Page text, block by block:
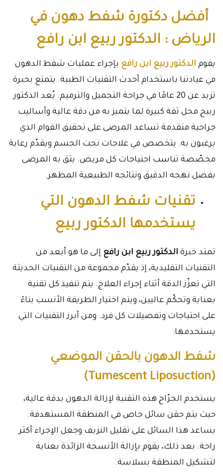
أفضل دكتورة شفط دهون في
الرياض : الدكتور ربيع ابن رافع
يقوم الدكتور ربيع ابن رافع بإجراء عمليات شفط الدهون
في عيادتنا باستخدام أحدث التقنيات الطبية. يتمتع بخبرة
تزيد عن 20 عامًا في جراحة التجميل والترميم. يُعد الدكتور
ربيح محل ثقة كبيرة لما يتميز به من دقة عالية وأساليب
جراحية متقدمة تساعد المرضى على تحقيق القوام الذي
يرغبون به. يتخصص في علاجات نحت الجسم ويقدّم رعاية
مخصّصة تناسب احتياجات كل مريض. يثق به المرضى
بفضل نهجه الدقيق ونتائجه الطبيعية المظهر.
تقنيات شفط الدهون التي
يستخدمها الدكتور ربيع
تمتد خبرة الدكتور ربيع ابن رافع إلى ما هو أبعد من
التقنيات التقليدية، إذ يقدّم مجموعة من التقنيات الحديثة
التي تعزّز الدقة أثناء إجراء العلاج. يتم تنفيذ كل تقنية
بعناية وتحكّم عاليين، ويتم اختيار الطريقة الأنسب بناءً
على احتياجات وتفضيلات كل فرد. ومن أبرز التقنيات التي
يستخدمها:
شفط الدهون بالحقن الموضعي
(Tumescent Liposuction)
يستخدم الجرّاح هذه التقنية لإزالة الدهون بدقة عالية،
حيث يتم حقن سائل خاص في المنطقة المستهدفة.
يساعد هذا السائل على تقليل النزيف وجعل الإجراء أكثر
راحة. بعد ذلك، يقوم بإزالة الأنسجة الزائدة بعناية
لتشكيل المنطقة بسلاسة.